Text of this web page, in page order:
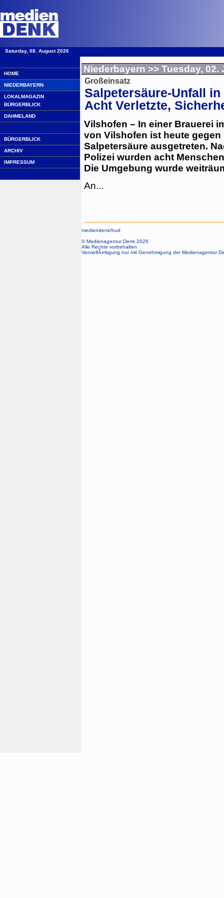
Saturday, 08. August 2026
HOME
NIEDERBAYERN
LOKALMAGAZIN
BÜRGERBLICK
DAHMELAND
BÜRGERBLICK
ARCHIV
IMPRESSUM
Niederbayern >> Tuesday, 02.
Großeinsatz
Salpetersäure-Unfall
Acht Verletzte,
Vilshofen – In einer Brauerei
von Vilshofen ist heute gegen
Salpetersäure ausgetreten.
Polizei wurden acht
Die Umgebung wurde
An...
mediendenk/hud
© Medienagentur Denk 2026
Alle Rechte vorbehalten
VervielfÃ¤ltigung nur mit Genehmigung der Medienagentur